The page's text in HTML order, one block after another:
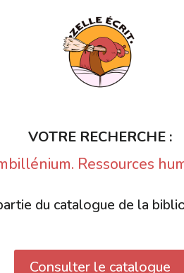
VOTRE RECHERCHE :
Ressources
du catalogue de la
Consulter le catalogue